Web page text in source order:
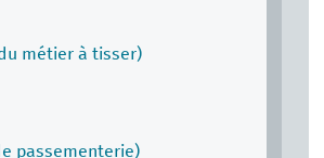
métier à tisser)
passementerie)